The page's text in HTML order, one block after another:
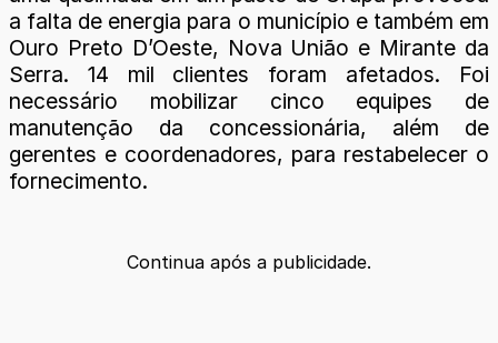
a falta de energia para o município e também em
Ouro Preto D’Oeste, Nova União e Mirante da
Serra. 14 mil clientes foram afetados. Foi
necessário mobilizar cinco equipes de
manutenção da concessionária, além de
gerentes e coordenadores, para restabelecer o
fornecimento.
Continua após a publicidade.